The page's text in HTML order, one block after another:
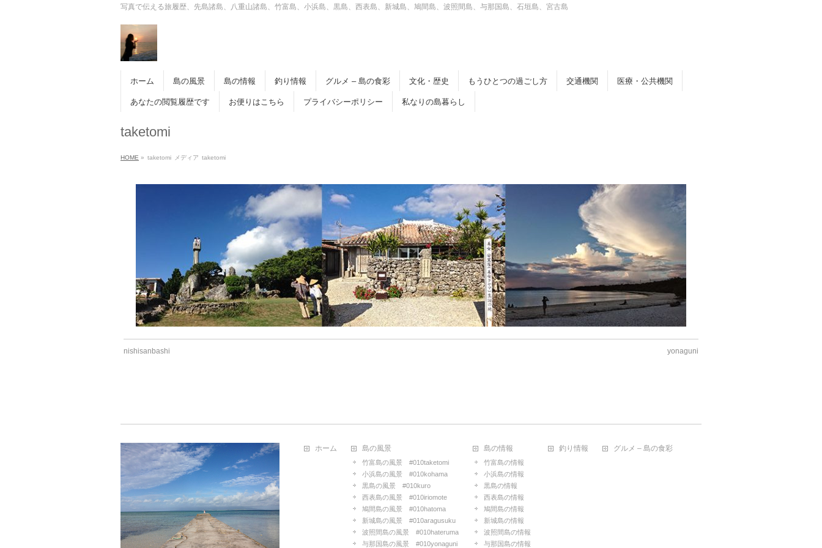
写真で伝える旅履歴、先島諸島、八重山諸島、竹富島、小浜島、黒島、西表島、新城島、鳩間島、波照間島、与那国島、石垣島、宮古島
ホーム 島の風景 島の情報 釣り情報 グルメ – 島の食彩 文化・歴史 もうひとつの過ごし方 交通機関 医療・公共機関
あなたの閲覧履歴です お便りはこちら プライバシーポリシー 私なりの島暮らし
taketomi
HOME » taketomi メディア taketomi
nishisanbashi yonaguni
ホーム 島の風景
竹富島の風景 #010taketomi
小浜島の風景 #010kohama
黒島の風景 #010kuro
西表島の風景 #010iriomote
鳩間島の風景 #010hatoma
新城島の風景 #010aragusuku
波照間島の風景 #010hateruma
与那国島の風景 #010yonaguni
島の情報
竹富島の情報
小浜島の情報
黒島の情報
西表島の情報
鳩間島の情報
新城島の情報
波照間島の情報
与那国島の情報
釣り情報 グルメ – 島の食彩